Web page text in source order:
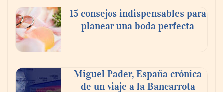
mundo elige para reunirse: 7 de cada 10 la
escogen
compromiso para el eclipse solar del 12 de
agosto
15 consejos indispensables para
planear una boda perfecta
Miguel Pader, España crónica
de un viaje a la Bancarrota